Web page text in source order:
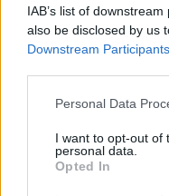
IAB’s list of
also be disclosed by us
Downstream Participants
Personal Data
I want to opt-out of
personal data.
Opted In
oltre 564 milioni di metri
disponibilità media di 31,1
analisi Coldiretti su dati
che sta favorendo il
accolta la richiesta della
decisione – sottolinea la
la sicurezza della